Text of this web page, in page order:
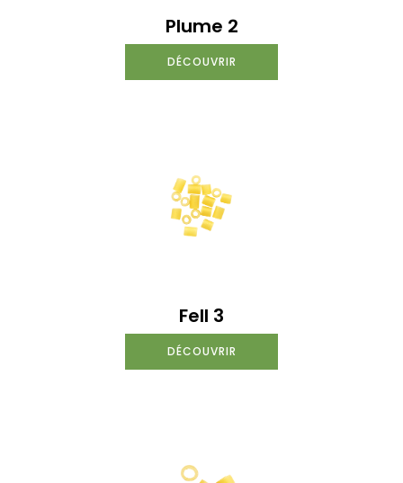
Plume 2
DÉCOUVRIR
Fell 3
DÉCOUVRIR